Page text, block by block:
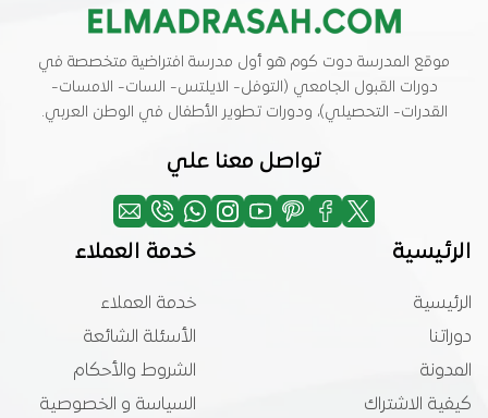
موقع المدرسة دوت كوم هو أول مدرسة افتراضية متخصصة في
دورات القبول الجامعي (التوفل- الايلتس- السات- الامسات-
القدرات- التحصيلي)، ودورات تطوير الأطفال في الوطن العربي.
تواصل معنا علي
الرئيسية
الرئيسية
دوراتنا
المدونة
كيفية الاشتراك
خدمة العملاء
خدمة العملاء
الأسئلة الشائعة
الشروط والأحكام
السياسة و الخصوصية